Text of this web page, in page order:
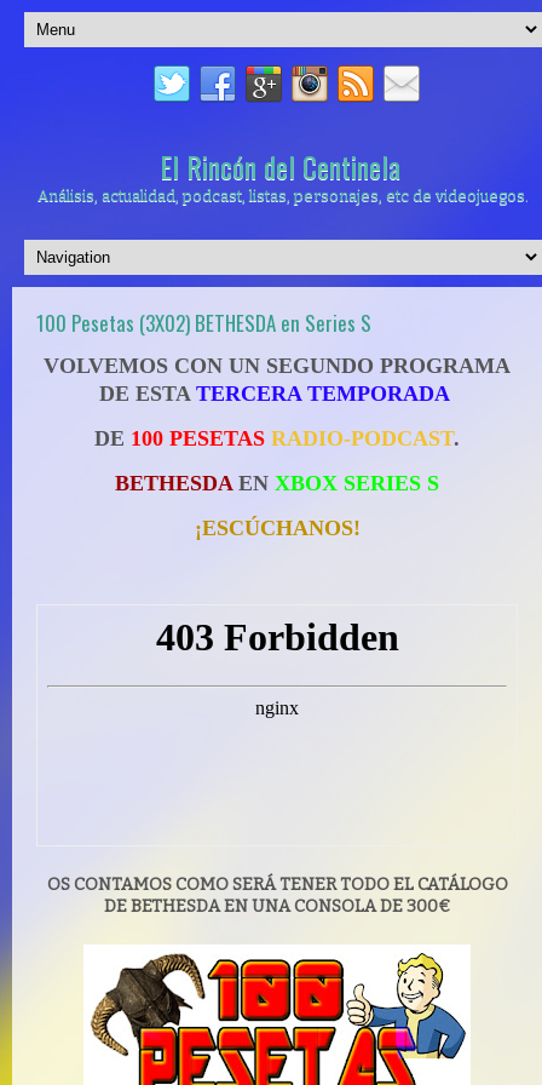
El Rincón del Centinela
Análisis, actualidad, podcast, listas, personajes, etc de videojuegos.
100 Pesetas (3X02) BETHESDA en Series S
VOLVEMOS CON UN SEGUNDO PROGRAMA
DE ESTA TERCERA TEMPORADA
DE 100 PESETAS RADIO-PODCAST.
BETHESDAEN XBOX SERIES S
¡ESCÚCHANOS!
OS CONTAMOS COMO SERÁ TENER TODO EL CATÁLOGO
DE BETHESDA EN UNA CONSOLA DE 300€